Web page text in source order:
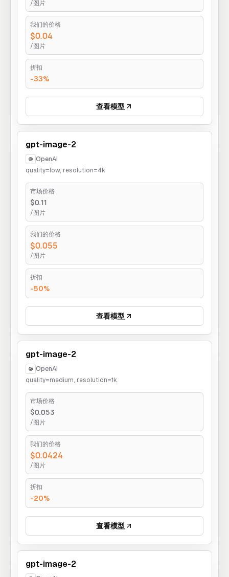
/图片
我们的价格
$0.04
/图片
折扣
-33%
查看模型
gpt-image-2
OpenAI
quality=low, resolution=4k
市场价格
$0.11
/图片
我们的价格
$0.055
/图片
折扣
-50%
查看模型
gpt-image-2
OpenAI
quality=medium, resolution=1k
市场价格
$0.053
/图片
我们的价格
$0.0424
/图片
折扣
-20%
查看模型
gpt-image-2